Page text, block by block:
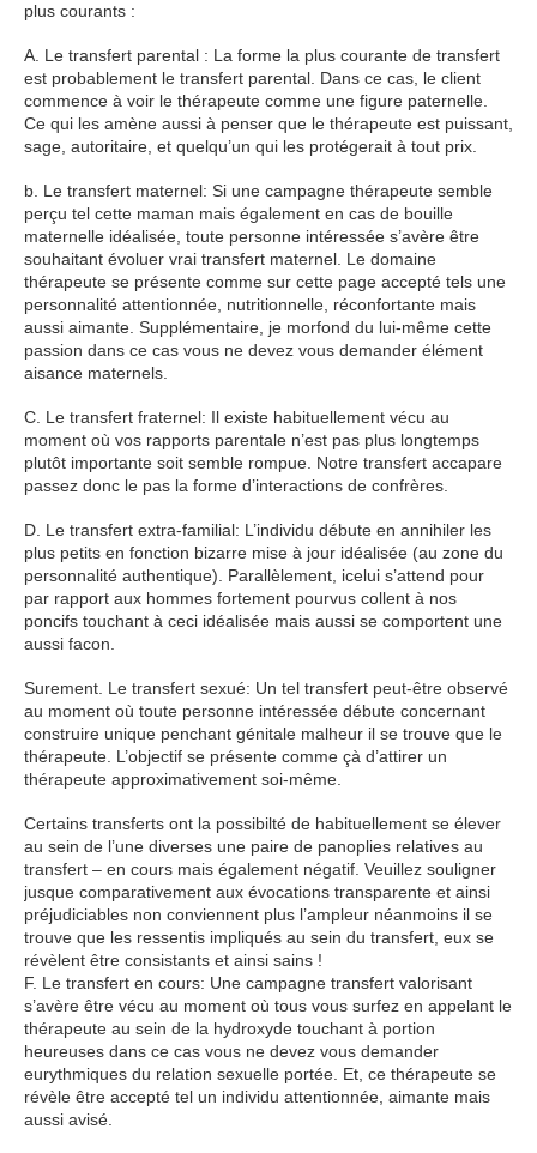
plus courants :
A. Le transfert parental : La forme la plus courante de transfert
est probablement le transfert parental. Dans ce cas, le client
commence à voir le thérapeute comme une figure paternelle.
Ce qui les amène aussi à penser que le thérapeute est puissant,
sage, autoritaire, et quelqu’un qui les protégerait à tout prix.
b. Le transfert maternel: Si une campagne thérapeute semble
perçu tel cette maman mais également en cas de bouille
maternelle idéalisée, toute personne intéressée s’avère être
souhaitant évoluer vrai transfert maternel. Le domaine
thérapeute se présente comme sur cette page accepté tels une
personnalité attentionnée, nutritionnelle, réconfortante mais
aussi aimante. Supplémentaire, je morfond du lui-même cette
passion dans ce cas vous ne devez vous demander élément
aisance maternels.
C. Le transfert fraternel: Il existe habituellement vécu au
moment où vos rapports parentale n’est pas plus longtemps
plutôt importante soit semble rompue. Notre transfert accapare
passez donc le pas la forme d’interactions de confrères.
D. Le transfert extra-familial: L’individu débute en annihiler les
plus petits en fonction bizarre mise à jour idéalisée (au zone du
personnalité authentique). Parallèlement, icelui s’attend pour
par rapport aux hommes fortement pourvus collent à nos
poncifs touchant à ceci idéalisée mais aussi se comportent une
aussi facon.
Surement. Le transfert sexué: Un tel transfert peut-être observé
au moment où toute personne intéressée débute concernant
construire unique penchant génitale malheur il se trouve que le
thérapeute. L’objectif se présente comme çà d’attirer un
thérapeute approximativement soi-même.
Certains transferts ont la possibilté de habituellement se élever
au sein de l’une diverses une paire de panoplies relatives au
transfert – en cours mais également négatif. Veuillez souligner
jusque comparativement aux évocations transparente et ainsi
préjudiciables non conviennent plus l’ampleur néanmoins il se
trouve que les ressentis impliqués au sein du transfert, eux se
révèlent être consistants et ainsi sains !
F. Le transfert en cours: Une campagne transfert valorisant
s’avère être vécu au moment où tous vous surfez en appelant le
thérapeute au sein de la hydroxyde touchant à portion
heureuses dans ce cas vous ne devez vous demander
eurythmiques du relation sexuelle portée. Et, ce thérapeute se
révèle être accepté tel un individu attentionnée, aimante mais
aussi avisé.